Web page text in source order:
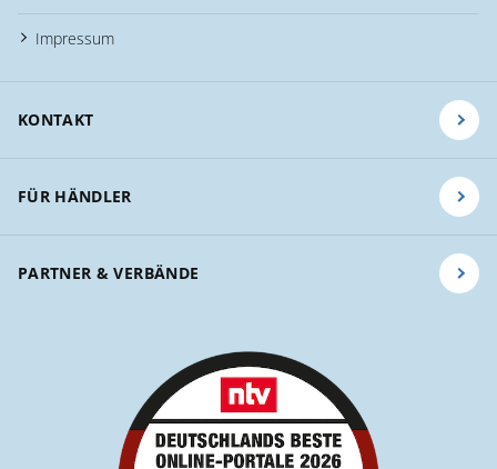
Impressum
KONTAKT
FÜR HÄNDLER
PARTNER & VERBÄNDE